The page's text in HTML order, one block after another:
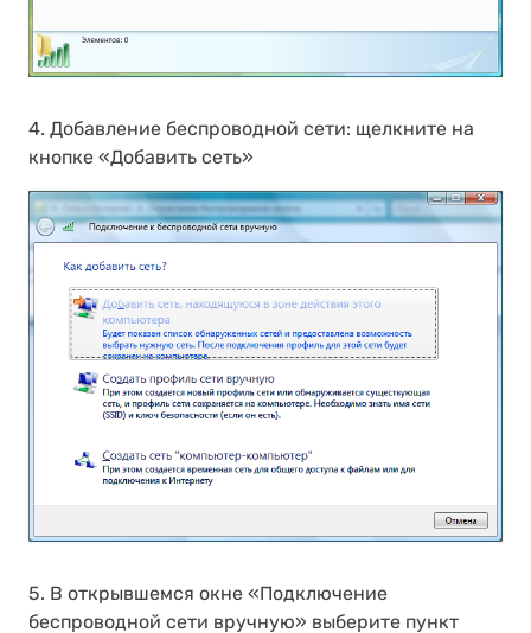
4. Добавление беспроводной сети: щелкните на
кнопке «Добавить сеть»
5. В открывшемся окне «Подключение
беспроводной сети вручную» выберите пункт